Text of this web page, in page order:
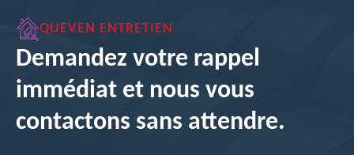
QUEVEN ENTRETIEN
Demandez votre rappel
immédiat et nous vous
contactons sans attendre.